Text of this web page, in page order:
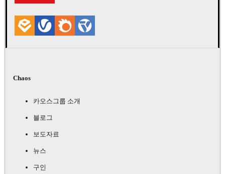
Chaos
카오스그룹 소개
블로그
보도자료
뉴스
구인